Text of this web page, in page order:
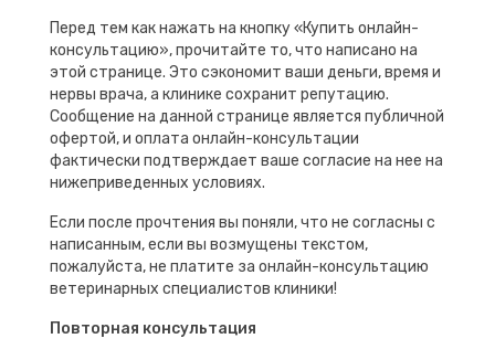
Перед тем как нажать на кнопку «Купить онлайн-
консультацию», прочитайте то, что написано на
этой странице. Это сэкономит ваши деньги, время и
нервы врача, а клинике сохранит репутацию.
Сообщение на данной странице является публичной
офертой, и оплата онлайн-консультации
фактически подтверждает ваше согласие на нее на
нижеприведенных условиях.
Если после прочтения вы поняли, что не согласны с
написанным, если вы возмущены текстом,
пожалуйста, не платите за онлайн-консультацию
ветеринарных специалистов клиники!
Повторная консультация